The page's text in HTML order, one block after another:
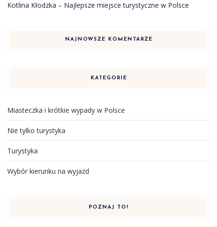
Kotlina Kłodzka – Najlepsze miejsce turystyczne w Polsce
NAJNOWSZE KOMENTARZE
KATEGORIE
Miasteczka i krótkie wypady w Polsce
Nie tylko turystyka
Turystyka
Wybór kierunku na wyjazd
POZNAJ TO!